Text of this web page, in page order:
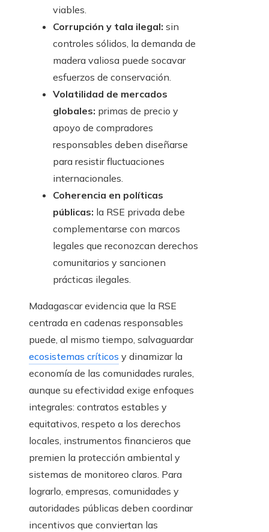
viables.
Corrupción y tala ilegal: sin
controles sólidos, la demanda de
madera valiosa puede socavar
esfuerzos de conservación.
Volatilidad de mercados
globales: primas de precio y
apoyo de compradores
responsables deben diseñarse
para resistir fluctuaciones
internacionales.
Coherencia en políticas
públicas: la RSE privada debe
complementarse con marcos
legales que reconozcan derechos
comunitarios y sancionen
prácticas ilegales.
Madagascar evidencia que la RSE
centrada en cadenas responsables
puede, al mismo tiempo, salvaguardar
ecosistemas críticos y dinamizar la
economía de las comunidades rurales,
aunque su efectividad exige enfoques
integrales: contratos estables y
equitativos, respeto a los derechos
locales, instrumentos financieros que
premien la protección ambiental y
sistemas de monitoreo claros. Para
lograrlo, empresas, comunidades y
autoridades públicas deben coordinar
incentivos que conviertan las